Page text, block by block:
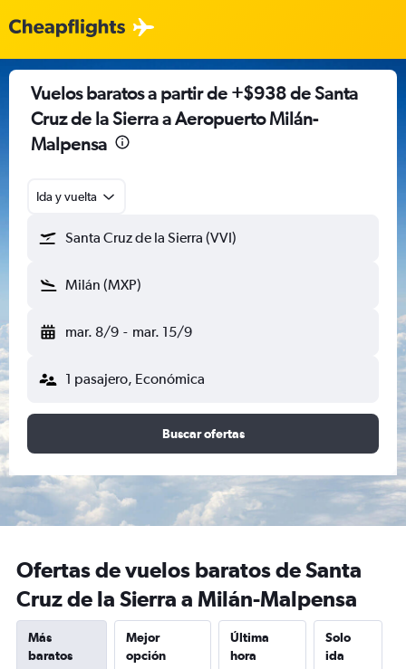
Vuelos baratos a partir de +$938 de Santa
Cruz de la Sierra a Aeropuerto Milán-
Malpensa
Ida y vuelta
Santa Cruz de la Sierra (VVI)
Milán (MXP)
mar. 8/9 - mar. 15/9
1 pasajero, Económica
Buscar ofertas
Ofertas de vuelos baratos de Santa
Cruz de la Sierra a Milán-Malpensa
Más
baratos
Mejor
opción
Última
hora
Solo
ida